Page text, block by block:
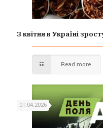
З квітня в Україні
Read more
01.04.2026